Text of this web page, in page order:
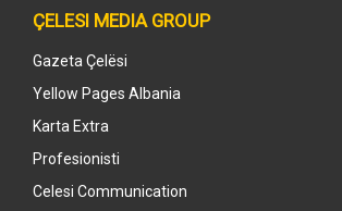
ÇELESI MEDIA GROUP
Gazeta Çelësi
Yellow Pages Albania
Karta Extra
Profesionisti
Celesi Communication